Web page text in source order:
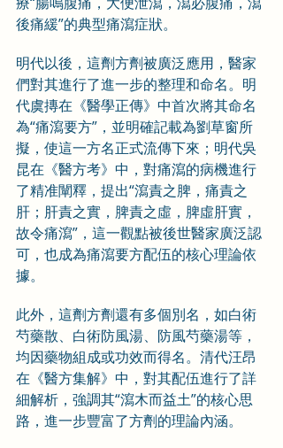
後痛緩”的典型痛瀉症狀。
明代以後，這劑方劑被廣泛應用，醫家
們對其進行了進一步的整理和命名。明
代虞摶在《醫學正傳》中首次將其命名
為“痛瀉要方”，並明確記載為劉草窗所
擬，使這一方名正式流傳下來；明代吳
昆在《醫方考》中，對痛瀉的病機進行
了精准闡釋，提出“瀉責之脾，痛責之
肝；肝責之實，脾責之虛，脾虛肝實，
故令痛瀉”，這一觀點被後世醫家廣泛認
可，也成為痛瀉要方配伍的核心理論依
據。
此外，這劑方劑還有多個別名，如白術
芍藥散、白術防風湯、防風芍藥湯等，
均因藥物組成或功效而得名。清代汪昂
在《醫方集解》中，對其配伍進行了詳
細解析，強調其“瀉木而益土”的核心思
路，進一步豐富了方劑的理論內涵。